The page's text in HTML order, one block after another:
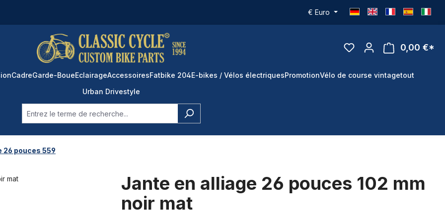
€ Euro
0,00 €*
CadreGarde-BoueEclairageAccessoiresFatbike 204E-bikes / Vélos électriquesPromotionVélo de course vintagetout
Urban Drivestyle
26 pouces 559
Jante en alliage 26 pouces 102 mm
noir mat